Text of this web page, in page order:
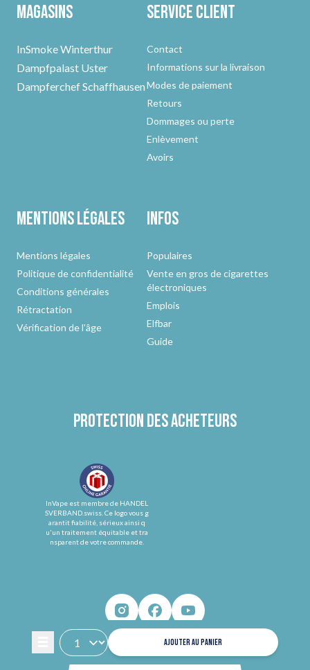
AJOUTER AU PANIER
Magasins
InSmoke Winterthur
Dampfpalast Uster
Dampferchef Schaffhausen
Service client
Contact
Informations sur la livraison
Modes de paiement
Retours
Dommages ou perte
Enlèvement
Avoirs
Mentions légales
Mentions légales
Politique de confidentialité
Conditions générales
Rétractation
Vérification de l'âge
Infos
Populaires
Vente en gros de cigarettes
électroniques
Emplois
Elfbar
Guide
Protection des acheteurs
InVape est membre de HANDEL
SVERBAND.swiss. Ce logo vous g
arantit fiabilité, sérieux ainsi q
u'un traitement équitable et tra
nsparent de votre commande.